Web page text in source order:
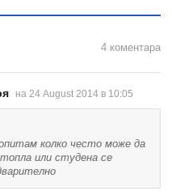
4 коментара
на 24 August 2014 в 10:05
колко често може да
или студена се